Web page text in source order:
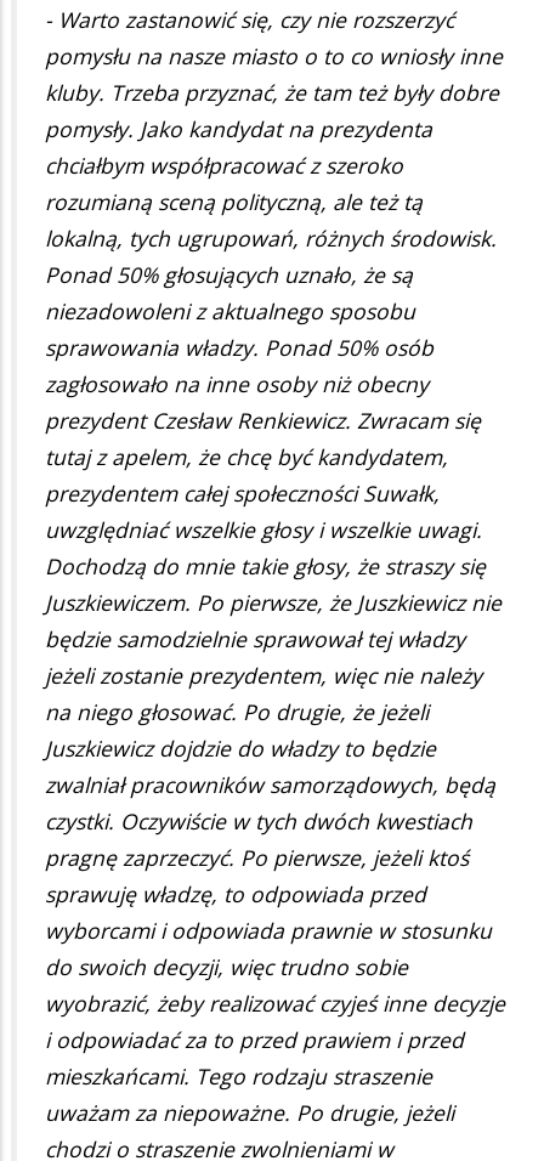
- Warto zastanowić się, czy nie rozszerzyć
pomysłu na nasze miasto o to co wniosły inne
kluby. Trzeba przyznać, że tam też były dobre
pomysły. Jako kandydat na prezydenta
chciałbym współpracować z szeroko
rozumianą sceną polityczną, ale też tą
lokalną, tych ugrupowań, różnych środowisk.
Ponad 50% głosujących uznało, że są
niezadowoleni z aktualnego sposobu
sprawowania władzy. Ponad 50% osób
zagłosowało na inne osoby niż obecny
prezydent Czesław Renkiewicz. Zwracam się
tutaj z apelem, że chcę być kandydatem,
prezydentem całej społeczności Suwałk,
uwzględniać wszelkie głosy i wszelkie uwagi.
Dochodzą do mnie takie głosy, że straszy się
Juszkiewiczem. Po pierwsze, że Juszkiewicz nie
będzie samodzielnie sprawował tej władzy
jeżeli zostanie prezydentem, więc nie należy
na niego głosować. Po drugie, że jeżeli
Juszkiewicz dojdzie do władzy to będzie
zwalniał pracowników samorządowych, będą
czystki. Oczywiście w tych dwóch kwestiach
pragnę zaprzeczyć. Po pierwsze, jeżeli ktoś
sprawuję władzę, to odpowiada przed
wyborcami i odpowiada prawnie w stosunku
do swoich decyzji, więc trudno sobie
wyobrazić, żeby realizować czyjeś inne decyzje
i odpowiadać za to przed prawiem i przed
mieszkańcami. Tego rodzaju straszenie
uważam za niepoważne. Po drugie, jeżeli
chodzi o straszenie zwolnieniami w